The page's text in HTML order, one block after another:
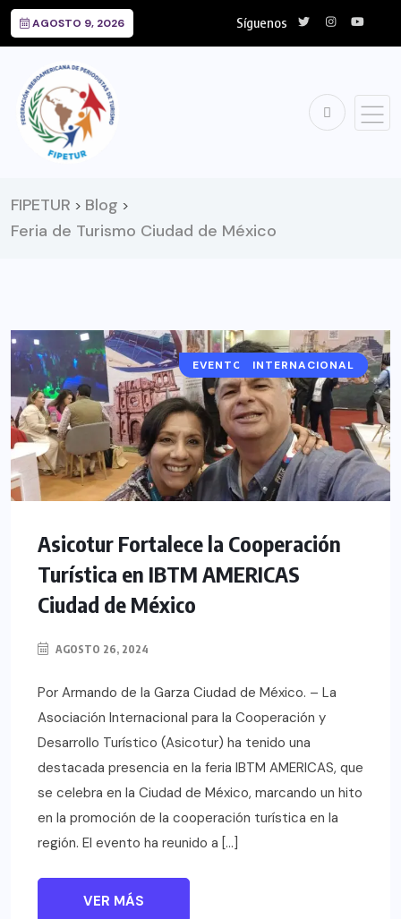
AGOSTO 9, 2026 Síguenos
FIPETUR > Blog >
Feria de Turismo Ciudad de México
EVENTOS Y EXPOSICIONES
INTERNACIONAL
Asicotur Fortalece la Cooperación
Turística en IBTM AMERICAS
Ciudad de México
AGOSTO 26, 2024
Por Armando de la Garza Ciudad de México. – La
Asociación Internacional para la Cooperación y
Desarrollo Turístico (Asicotur) ha tenido una
destacada presencia en la feria IBTM AMERICAS, que
se celebra en la Ciudad de México, marcando un hito
en la promoción de la cooperación turística en la
región. El evento ha reunido a […]
VER MÁS